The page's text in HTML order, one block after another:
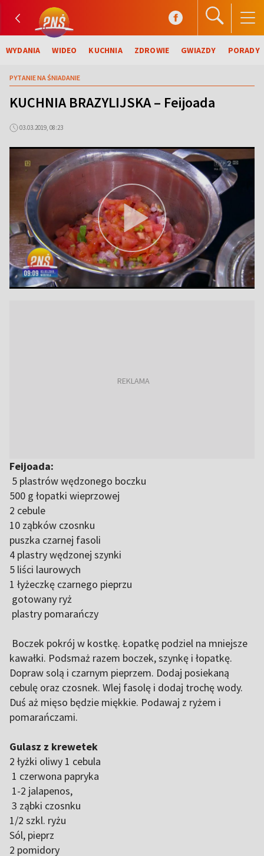
WYDANIA WIDEO KUCHNIA ZDROWIE GWIAZDY PORADY
PYTANIE NA ŚNIADANIE
KUCHNIA BRAZYLIJSKA – Feijoada
03.03.2019, 08:23
Feijoada:
5 plastrów wędzonego boczku
500 g łopatki wieprzowej
2 cebule
10 ząbków czosnku
puszka czarnej fasoli
4 plastry wędzonej szynki
5 liści laurowych
1 łyżeczkę czarnego pieprzu
gotowany ryż
plastry pomarańczy
Boczek pokrój w kostkę. Łopatkę podziel na mniejsze
kawałki. Podsmaż razem boczek, szynkę i łopatkę.
Dopraw solą i czarnym pieprzem. Dodaj posiekaną
cebulę oraz czosnek. Wlej fasolę i dodaj trochę wody.
Duś aż mięso będzie miękkie. Podawaj z ryżem i
pomarańczami.
Gulasz z krewetek
2 łyżki oliwy 1 cebula
1 czerwona papryka
1-2 jalapenos,
3 ząbki czosnku
1/2 szkl. ryżu
Sól, pieprz
2 pomidory